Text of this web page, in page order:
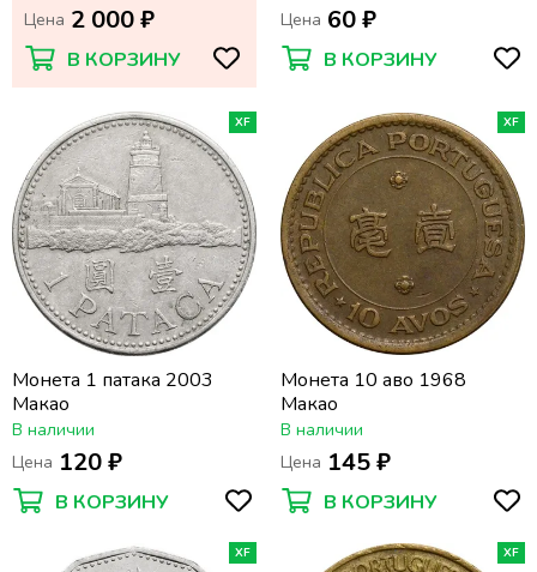
Цена 2 000 ₽
В КОРЗИНУ
Цена 60 ₽
В КОРЗИНУ
XF
Монета 1 патака 2003
Макао
В наличии
Цена 120 ₽
В КОРЗИНУ
XF
Монета 10 аво 1968
Макао
В наличии
Цена 145 ₽
В КОРЗИНУ
XF XF